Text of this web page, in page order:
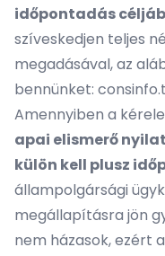
időpontadás
szíveskedjen teljes
megadásával, az
bennünket:
Amennyiben a
apai elismerő
külön kell plusz
állampolgársági
megállapításra jön
nem házasok, ezért